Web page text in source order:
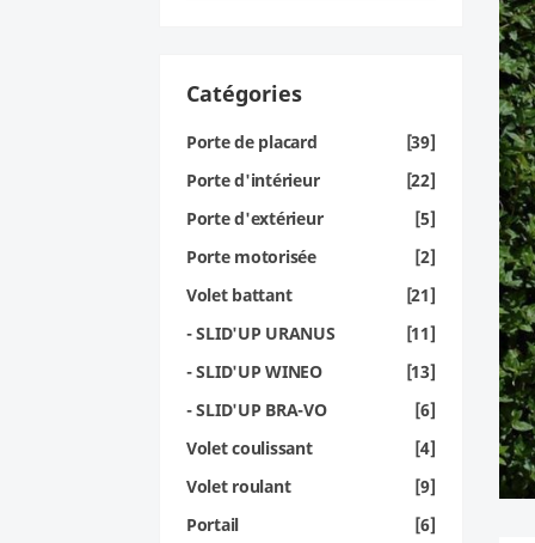
Catégories
Porte de placard
[39]
Porte d'intérieur
[22]
Porte d'extérieur
[5]
Porte motorisée
[2]
Volet battant
[21]
- SLID'UP URANUS
[11]
- SLID'UP WINEO
[13]
- SLID'UP BRA-VO
[6]
Volet coulissant
[4]
Volet roulant
[9]
Portail
[6]